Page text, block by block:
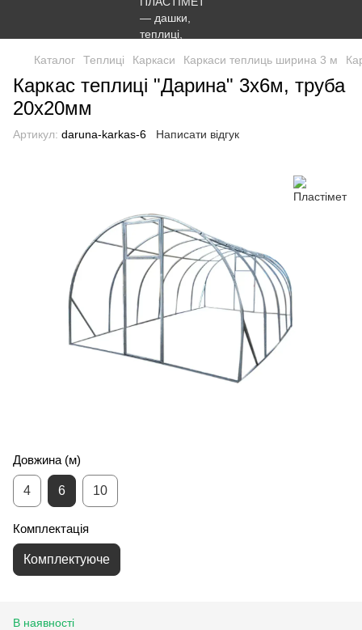
Каталог Теплиці Каркаси Каркаси теплиць ширина 3 м
Каркас теплиці "Дарина" 3х6м, труба
20х20мм
Артикул: daruna-karkas-6 Написати відгук
Довжина (м)
4 6 10
Комплектація
Комплектуюче
В наявності